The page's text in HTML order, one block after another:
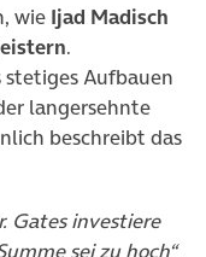
wie Ijad Madisch
.
stetiges Aufbauen
langersehnte
beschreibt das
Gates investiere
sei zu hoch“